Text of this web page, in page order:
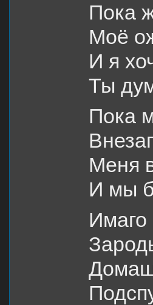
Пока
Моё
И я
Ты
Пока
Меня
И мы
Имаго